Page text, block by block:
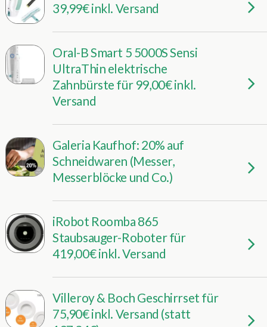
39,99€ inkl. Versand
Oral-B Smart 5 5000S Sensi
UltraThin elektrische
Zahnbürste für 99,00€ inkl.
Versand
Galeria Kaufhof: 20% auf
Schneidwaren (Messer,
Messerblöcke und Co.)
iRobot Roomba 865
Staubsauger-Roboter für
419,00€ inkl. Versand
Villeroy & Boch Geschirrset für
75,90€ inkl. Versand (statt